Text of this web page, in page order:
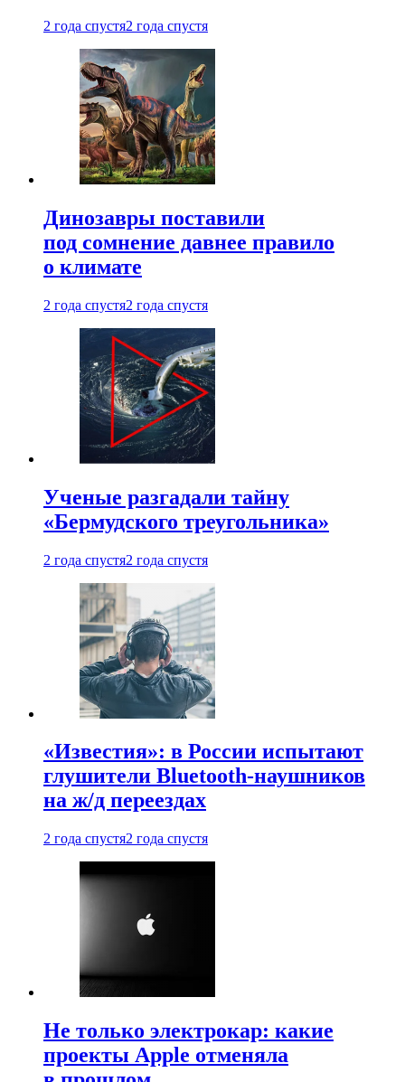
2 года спустя2 года спустя
Динозавры поставили
под сомнение давнее правило
о климате
2 года спустя2 года спустя
Ученые разгадали тайну
«Бермудского треугольника»
2 года спустя2 года спустя
«Известия»: в России испытают
глушители Bluetooth-наушников
на ж/д переездах
2 года спустя2 года спустя
Не только электрокар: какие
проекты Apple отменяла